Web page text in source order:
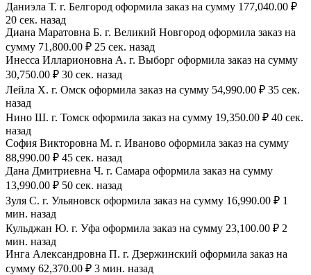
Даниэла Т. г. Белгород оформила заказ на сумму 177,040.00 ₽
20 сек. назад
Диана Маратовна Б. г. Великий Новгород оформила заказ на
сумму 71,800.00 ₽ 25 сек. назад
Инесса Илларионовна А. г. Выборг оформила заказ на сумму
30,750.00 ₽ 30 сек. назад
Лейла Х. г. Омск оформила заказ на сумму 54,990.00 ₽ 35 сек.
назад
Нино Ш. г. Томск оформила заказ на сумму 19,350.00 ₽ 40 сек.
назад
София Викторовна М. г. Иваново оформила заказ на сумму
88,990.00 ₽ 45 сек. назад
Дана Дмитриевна Ч. г. Самара оформила заказ на сумму
13,990.00 ₽ 50 сек. назад
Зуля С. г. Ульяновск оформила заказ на сумму 16,990.00 ₽ 1
мин. назад
Кульджан Ю. г. Уфа оформила заказ на сумму 23,100.00 ₽ 2
мин. назад
Инга Александровна П. г. Дзержинский оформила заказ на
сумму 62,370.00 ₽ 3 мин. назад